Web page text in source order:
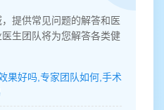
提供常见问题的解答和医
生团队将为您解答各类健
果好吗,专家团队如何,手术